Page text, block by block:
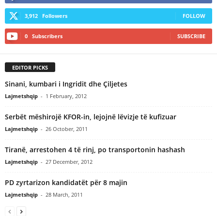
3,912 Followers FOLLOW
0 Subscribers SUBSCRIBE
EDITOR PICKS
Sinani, kumbari i Ingridit dhe Çiljetes
Lajmetshqip - 1 February, 2012
Serbët mëshirojë KFOR-in, lejojnë lëvizje të kufizuar
Lajmetshqip - 26 October, 2011
Tiranë, arrestohen 4 të rinj, po transportonin hashash
Lajmetshqip - 27 December, 2012
PD zyrtarizon kandidatët për 8 majin
Lajmetshqip - 28 March, 2011